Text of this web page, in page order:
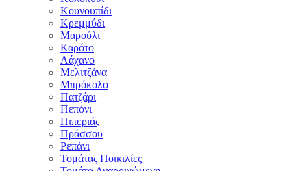
Κουνουπίδι
Κρεμμύδι
Μαρούλι
Καρότο
Λάχανο
Μελιτζάνα
Μπρόκολο
Πατζάρι
Πεπόνι
Πιπεριάς
Πράσσου
Ρεπάνι
Τομάτας Ποικιλίες